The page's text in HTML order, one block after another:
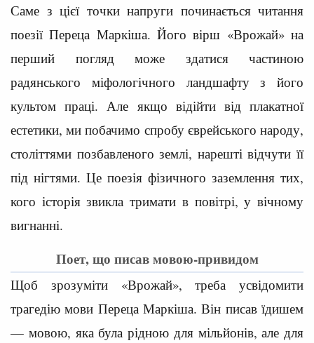
Саме з цієї точки напруги починається читання
поезії Переца Маркіша. Його вірш «Врожай» на
перший погляд може здатися частиною
радянського міфологічного ландшафту з його
культом праці. Але якщо відійти від плакатної
естетики, ми побачимо спробу єврейського народу,
століттями позбавленого землі, нарешті відчути її
під нігтями. Це поезія фізичного заземлення тих,
кого історія звикла тримати в повітрі, у вічному
вигнанні.
Поет, що писав мовою-привидом
Щоб зрозуміти «Врожай», треба усвідомити
трагедію мови Переца Маркіша. Він писав їдишем
— мовою, яка була рідною для мільйонів, але для